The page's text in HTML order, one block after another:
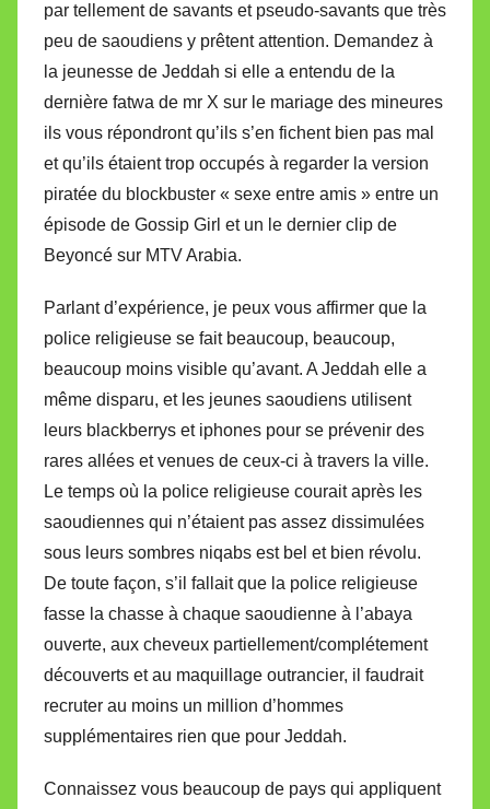
par tellement de savants et pseudo-savants que très
peu de saoudiens y prêtent attention. Demandez à
la jeunesse de Jeddah si elle a entendu de la
dernière fatwa de mr X sur le mariage des mineures
ils vous répondront qu’ils s’en fichent bien pas mal
et qu’ils étaient trop occupés à regarder la version
piratée du blockbuster « sexe entre amis » entre un
épisode de Gossip Girl et un le dernier clip de
Beyoncé sur MTV Arabia.
Parlant d’expérience, je peux vous affirmer que la
police religieuse se fait beaucoup, beaucoup,
beaucoup moins visible qu’avant. A Jeddah elle a
même disparu, et les jeunes saoudiens utilisent
leurs blackberrys et iphones pour se prévenir des
rares allées et venues de ceux-ci à travers la ville.
Le temps où la police religieuse courait après les
saoudiennes qui n’étaient pas assez dissimulées
sous leurs sombres niqabs est bel et bien révolu.
De toute façon, s’il fallait que la police religieuse
fasse la chasse à chaque saoudienne à l’abaya
ouverte, aux cheveux partiellement/complétement
découverts et au maquillage outrancier, il faudrait
recruter au moins un million d’hommes
supplémentaires rien que pour Jeddah.
Connaissez vous beaucoup de pays qui appliquent